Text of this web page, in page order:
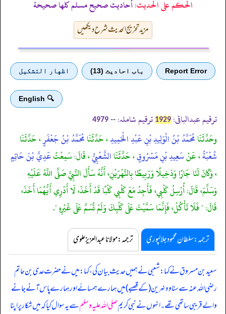
الحكم على الحديث:أحاديث صحيح مسلم كلها صحيحة
مزید تخریج الحدیث شرح دیکھیں
Report Error باب احادیث (13) اظهار التشكيل
🔍 English
ترقیم عبدالباقی: 1929 ترقیم شاملہ: --
4979
وحَدَّثَنَامُحَمَّدُ بْنُ الْوَلِيدِ بْنِ عَبْدِ الْحَمِيدِ، حَدَّثَنَامُحَمَّدُ بْنُ جَعْفَرٍ، حَدَّثَنَا
شُعْبَةُ، عَنْسَعِيدِ بْنِ مَسْرُوقٍ، حَدَّثَنَاالشَّعْبِيُّ، قَالَ: سَمِعْتُعَدِيَّ بْنَ حَاتِمٍ
، وَكَانَ لَنَا جَارًا وَدَخِيلًا وَرَبِيطًا بِالنَّهْرَيْنِ، أَنَّهُ سَأَلَ النَّبِيَّ صَلَّى اللَّهُ عَلَيْهِ
وَسَلَّمَ، قَالَ: أُرْسِلُ كَلْبِي، فَأَجِدُ مَعَ كَلْبِي كَلْبًا قَدْ أَخَذَ، لَا أَدْرِي أَيُّهُمَا أَخَذَ،
قَالَ: " فَلَا تَأْكُلْ، فَإِنَّمَا سَمَّيْتَ عَلَى كَلْبِكَ وَلَمْ تُسَمِّ عَلَى غَيْرِهِ ".
ترجمہ:سلطان محمود جلالپوری ترجمہ:مولانا عبدالعزیز علوی
سعید بن مسروق نے کہا: شعبی نے ہمیں حدیث بیان کی، کہا: میں نے حضرت عدی بن حاتم
رضی اللہ عنہ سے سنا وہ نہرین (کے قصبے) میں ہمارے ہمسائے اور ہمارے پاس آنے جانے
والے قریبی ساتھی تھے۔ انہوں نے نبی کریمصلی اللہ علیہ وسلمسے یہ سوال کیا کہ میں شکار پر اپنا